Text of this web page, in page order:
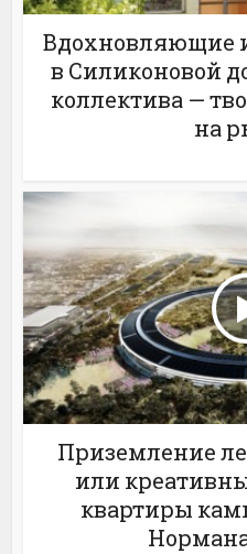
Вдохновляющие
в Силиконовой
коллектива —
на
Приземление
или
квартиры